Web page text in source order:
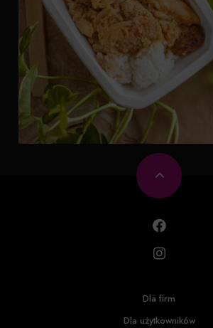
Dla firm
Dla użytkowników